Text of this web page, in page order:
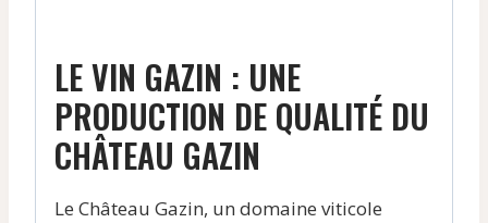
LE VIN GAZIN : UNE
PRODUCTION DE QUALITÉ DU
CHÂTEAU GAZIN
Le Château Gazin, un domaine viticole